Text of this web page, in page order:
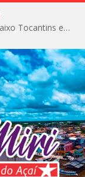
Igarapé-Miri conquista o melhor IDEB do Baixo Tocantins e avança na qualidade da educação pública